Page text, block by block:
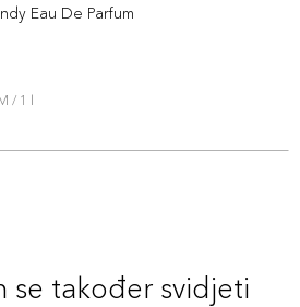
Eau De Parfum
/ 1 l
se također svidjeti